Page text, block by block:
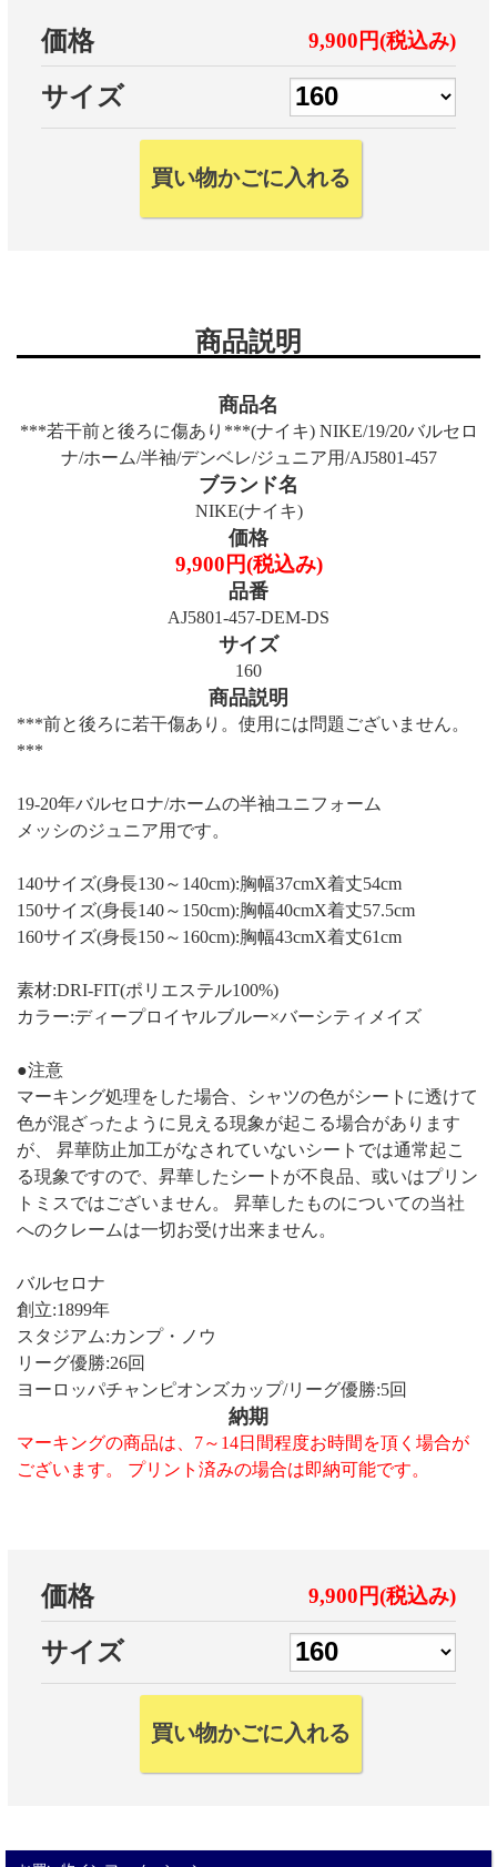
価格 9,900円(税込み)
サイズ
商品説明
商品名
***若干前と後ろに傷あり***(ナイキ) NIKE/19/20バルセロ
ナ/ホーム/半袖/デンベレ/ジュニア用/AJ5801-457
ブランド名
NIKE(ナイキ)
価格
9,900円(税込み)
品番
AJ5801-457-DEM-DS
サイズ
160
商品説明
***前と後ろに若干傷あり。使用には問題ございません。
***
19-20年バルセロナ/ホームの半袖ユニフォーム
メッシのジュニア用です。
140サイズ(身長130～140cm):胸幅37cmX着丈54cm
150サイズ(身長140～150cm):胸幅40cmX着丈57.5cm
160サイズ(身長150～160cm):胸幅43cmX着丈61cm
素材:DRI-FIT(ポリエステル100%)
カラー:ディープロイヤルブルー×バーシティメイズ
●注意
マーキング処理をした場合、シャツの色がシートに透けて
色が混ざったように見える現象が起こる場合があります
が、 昇華防止加工がなされていないシートでは通常起こ
る現象ですので、昇華したシートが不良品、或いはプリン
トミスではございません。 昇華したものについての当社
へのクレームは一切お受け出来ません。
バルセロナ
創立:1899年
スタジアム:カンプ・ノウ
リーグ優勝:26回
ヨーロッパチャンピオンズカップ/リーグ優勝:5回
納期
マーキングの商品は、7～14日間程度お時間を頂く場合が
ございます。 プリント済みの場合は即納可能です。
価格 9,900円(税込み)
サイズ